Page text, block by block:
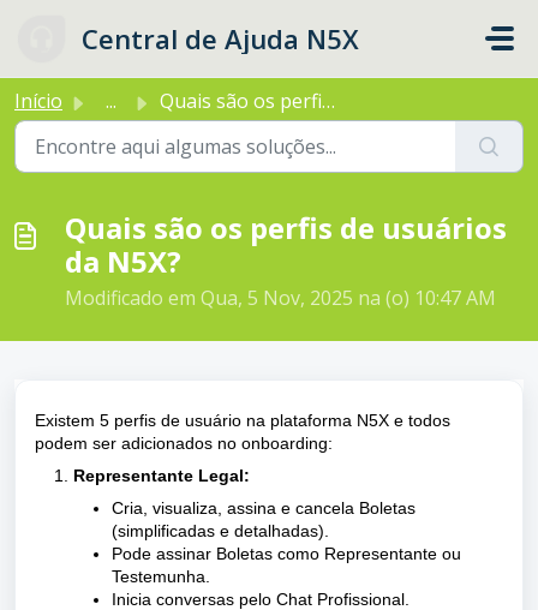
Central de Ajuda N5X
Início ... Quais são os perfis de usuários da N5X?
Quais são os perfis de usuários
da N5X?
Modificado em Qua, 5 Nov, 2025 na (o) 10:47 AM
Existem 5 perfis de usuário na plataforma N5X e todos
podem ser adicionados no onboarding:
Representante Legal:
Cria, visualiza, assina e cancela Boletas
(simplificadas e detalhadas).
Pode assinar Boletas como Representante ou
Testemunha.
Inicia conversas pelo Chat Profissional.